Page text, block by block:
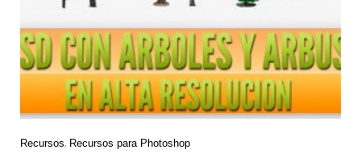
Recursos Recursos para Photoshop